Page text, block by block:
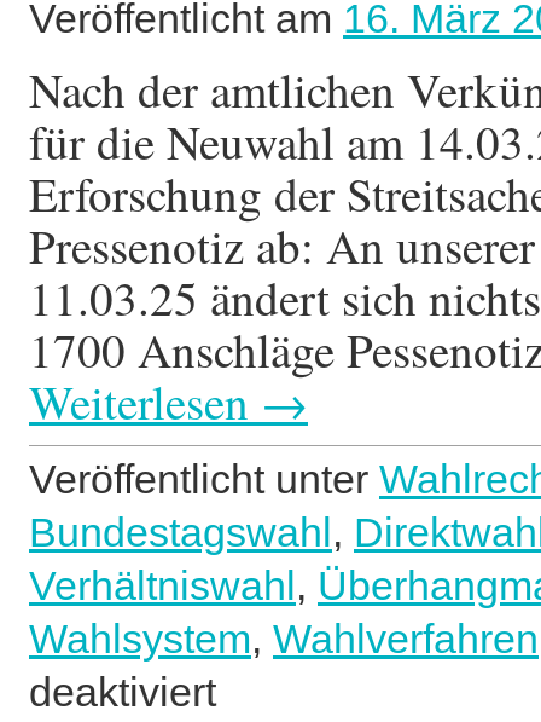
Mandat
eine
Petition
Veröffentlicht am 16. März
Nach der amtlichen
für die Neuwahl am
Erforschung der
Pressenotiz ab: An
11.03.25 ändert sich
1700 Anschläge
Weiterlesen →
Veröffentlicht unter
Bundestagswahl,
Verhältniswahl,
Wahlsystem, Wahlverfahren
deaktiviertPressenotiz: